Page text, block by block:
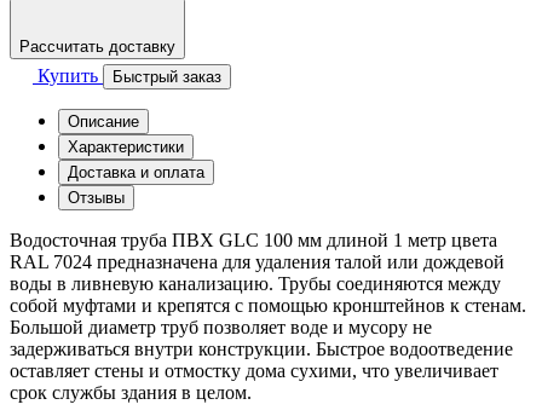
Рассчитать доставку
Купить Быстрый заказ
Описание
Характеристики
Доставка и оплата
Отзывы
Водосточная труба ПВХ GLC 100 мм длиной 1 метр цвета
RAL 7024 предназначена для удаления талой или дождевой
воды в ливневую канализацию. Трубы соединяются между
собой муфтами и крепятся с помощью кронштейнов к стенам.
Большой диаметр труб позволяет воде и мусору не
задерживаться внутри конструкции. Быстрое водоотведение
оставляет стены и отмостку дома сухими, что увеличивает
срок службы здания в целом.